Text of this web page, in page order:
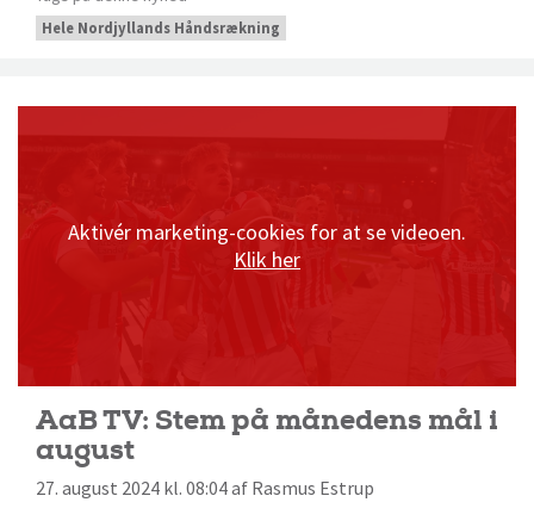
Hele Nordjyllands Håndsrækning
Aktivér marketing-cookies for at se videoen.
Klik her
AaB TV: Stem på månedens mål i
august
27. august 2024 kl. 08:04 af Rasmus Estrup